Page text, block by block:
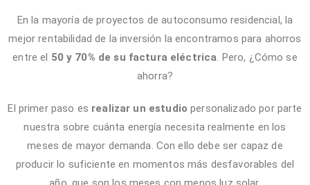
En la mayoría de proyectos de autoconsumo residencial, la
mejor rentabilidad de la inversión la encontramos para ahorros
entre el 50 y 70% de su factura eléctrica . Pero, ¿Cómo se
ahorra?
El primer paso es realizar un estudio personalizado por parte
nuestra sobre cuánta energía necesita realmente en los
meses de mayor demanda. Con ello debe ser capaz de
producir lo suficiente en momentos más desfavorables del